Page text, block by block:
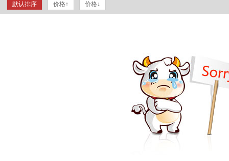
默认排序 价格↑ 价格↓